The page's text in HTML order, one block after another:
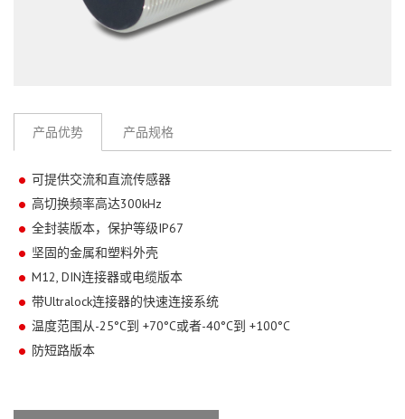
产品优势 产品规格
可提供交流和直流传感器
高切换频率高达300kHz
全封装版本，保护等级IP67
坚固的金属和塑料外壳
M12, DIN连接器或电缆版本
带Ultralock连接器的快速连接系统
温度范围从-25°C到 +70°C或者-40°C到 +100°C
防短路版本